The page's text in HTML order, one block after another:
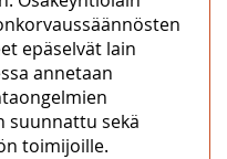
epäselvät lain
annetaan
suunnattu sekä
toimijoille.